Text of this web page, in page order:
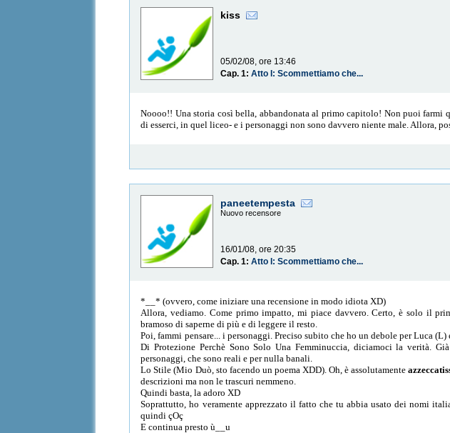
kiss
05/02/08, ore 13:46
Cap. 1:Atto I: Scommettiamo che...
Noooo!! Una storia così bella, abbandonata al primo capitolo! Non puoi farmi
di esserci, in quel liceo- e i personaggi non sono davvero niente male. Allora,
paneetempesta
Nuovo recensore
16/01/08, ore 20:35
Cap. 1:Atto I: Scommettiamo che...
*__* (ovvero, come iniziare una recensione in modo idiota XD)
Allora, vediamo. Come primo impatto, mi piace davvero. Certo, è solo il
bramoso di saperne di più e di leggere il resto.
Poi, fammi pensare... i personaggi. Preciso subito che ho un debole per Luca
Di Protezione Perchè Sono Solo Una Femminuccia, diciamoci la verità.
personaggi, che sono reali e per nulla banali.
Lo Stile (Mio Duò, sto facendo un poema XDD). Oh, è assolutamente
descrizioni ma non le trascuri nemmeno.
Quindi basta, la adoro XD
Soprattutto, ho veramente apprezzato il fatto che tu abbia usato dei nomi
quindi çOç
E continua presto ù__u